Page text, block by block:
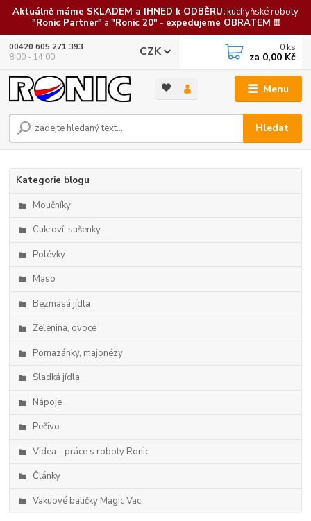
Aktuálně máme SKLADEM a IHNED k ODBĚRU:kuchyňské roboty
"Ronic Partner"a "Ronic 20"- expedujeme OBRATEM !!!
Menu
CZK
Hledat
00420 605 271 393
8:00 - 14:00
0 ks
za 0,00 Kč
Kategorie blogu
Moučníky
Cukroví, sušenky
Polévky
Maso
Bezmasá jídla
Zelenina, ovoce
Pomazánky, majonézy
Sladká jídla
Nápoje
Pečivo
Videa - práce s roboty Ronic
Články
Vakuové baličky Magic Vac